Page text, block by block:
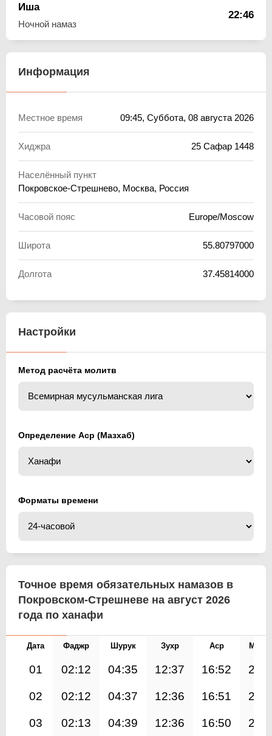
Иша
Ночной намаз
22:46
Информация
Местное время 09:45, Суббота, 08 августа 2026
Хиджра 25 Сафар 1448
Населённый пункт
Покровское-Стрешнево, Москва, Россия
Часовой пояс Europe/Moscow
Широта 55.80797000
Долгота 37.45814000
Настройки
Метод расчёта молитв
Определение Аср (Мазхаб)
Форматы времени
Точное время обязательных намазов в
Покровском-Стрешневе на август 2026
года по ханафи
Дата Фаджр Шурук Зухр Аср
01 02:12 04:35 12:37 16:52
02 02:12 04:37 12:36 16:51
03 02:13 04:39 12:36 16:50